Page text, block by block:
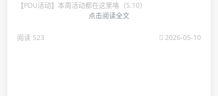
【PDU活动】本周活动都在这里咯（5.10）
点击阅读全文
阅读 523 2026-05-10